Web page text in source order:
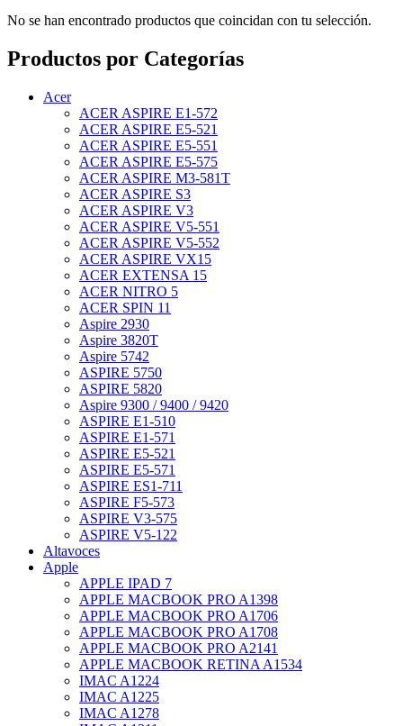
No se han encontrado productos que coincidan con tu selección.
Productos por Categorías
Acer
ACER ASPIRE E1-572
ACER ASPIRE E5-521
ACER ASPIRE E5-551
ACER ASPIRE E5-575
ACER ASPIRE M3-581T
ACER ASPIRE S3
ACER ASPIRE V3
ACER ASPIRE V5-551
ACER ASPIRE V5-552
ACER ASPIRE VX15
ACER EXTENSA 15
ACER NITRO 5
ACER SPIN 11
Aspire 2930
Aspire 3820T
Aspire 5742
ASPIRE 5750
ASPIRE 5820
Aspire 9300 / 9400 / 9420
ASPIRE E1-510
ASPIRE E1-571
ASPIRE E5-521
ASPIRE E5-571
ASPIRE ES1-711
ASPIRE F5-573
ASPIRE V3-575
ASPIRE V5-122
Altavoces
Apple
APPLE IPAD 7
APPLE MACBOOK PRO A1398
APPLE MACBOOK PRO A1706
APPLE MACBOOK PRO A1708
APPLE MACBOOK PRO A2141
APPLE MACBOOK RETINA A1534
IMAC A1224
IMAC A1225
IMAC A1278